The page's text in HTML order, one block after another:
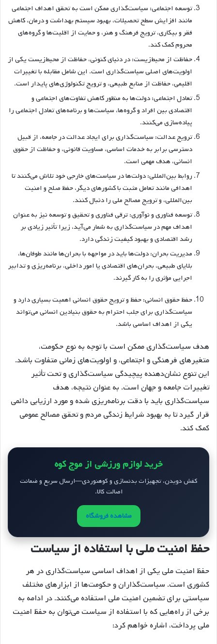
توسعه اجتماعی: سیاست‌گذاری ممکن است به تحقق اهداف اجتماعی
مانند افزایش سطح تحصیلات، بهبود سیستم بهداشت و درمان، کاهش
فقر و بیکاری، ترویج فرهنگ و هنر، و حمایت از اقلیت‌ها و گروه‌های
محروم کمک کند.
حفاظت از محیط‌زیست: در دنیای کنونی، حفاظت از محیط‌زیست یکی از
اولویت‌های اصلی سیاست‌گذاری است. این شامل مقابله با تغییرات
اقلیمی، حفاظت از منابع طبیعی، و ترویج تکنولوژی‌های پایدار است.
تعادل اجتماعی: دولت‌ها به منظور کاهش تفاوت‌های اجتماعی و
اقتصادی بین افراد و گروه‌ها، سیاست‌ها و برنامه‌های تعادل اجتماعی را
پیاده‌سازی می‌کنند.
ترویج عدالت: سیاست‌گذاری برای ایجاد عدالت در جامعه، از قبیل
دسترسی برابر به خدمات اساسی، مساویت قانونی، و حفاظت از حقوق
انسانی، هدف مهمی است.
روابط بین‌المللی: دولت‌ها در سیاست‌های خارجی خود تلاش می‌کنند تا
اهدافی مانند تعامل مثبت با کشورهای دیگر، حفظ صلح و امنیت
بین‌المللی، و ترویج مصالح ملی را دنبال کنند.
توسعه فناوری و نوآوری: ترقی فناوری و تحقیق و توسعه نیز به عنوان
اهداف مهم در سیاست‌گذاری به شمار می‌آید، زیرا تأثیر زیادی بر
رشد اقتصادی و بهبود کیفیت زندگی دارد.
مدیریت بحران: دولت‌ها باید در مواجهه با بحران‌ها مانند طوفان‌ها،
بلایای طبیعی، بحران‌های اقتصادی یا امور داخلی، برنامه‌ریزی و تدابیر
اجرایی مؤثری را به کار گیرند.
حفظ حقوق انسانی: حفظ و ترویج حقوق انسانی اهمیت بسیاری دارد و
سیاست‌گذاری برای جلب احترام به حقوق بنیادین انسانی می‌تواند
یکی از اهداف اساسی باشد.
هدف سیاست‌گذاری ممکن است با توجه به نوع حکومت،
متغیرهای فرهنگی و اجتماعی، و اولویت‌های زمانی متفاوت باشد.
این تنوع نشان‌دهنده پیچیدگی سیاست‌گذاری و تحت تأثیر
تغییرات جامعه و جهان است. به عنوان نتیجه، هدف
سیاست‌گذاری باید با دقت برنامه‌ریزی شده و مورد ارزیابی دائمی
قرار گیرد تا به بهبود شرایط زندگی مردم و تحقق مصالح عمومی
کمک کند.
خرید لوازم ورزشی از موج کوه
کفش دویدن، تجهیزات بدنسازی و کوهنوردی—ارسال سریع و ضمانت
اصالت کالا.
مشاهده فروشگاه
حفظ امنیت ملی با استفاده از سیاست
حفظ امنیت ملی یکی از اهداف اساسی سیاست‌گذاری در هر
کشوری است. سیاست‌گذاران و حکومت‌ها از ابزارهای مختلف
سیاستی برای تضمین امنیت ملی استفاده می‌کنند. در ادامه به
برخی از راه‌هایی که با استفاده از سیاست می‌توان به حفظ امنیت
ملی پرداخت، اشاره خواهم کرد: